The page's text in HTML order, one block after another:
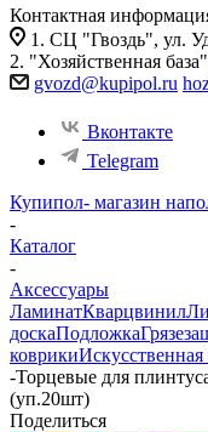
Контактная
1. СЦ "Гвоздь", ул.
2. "Хозяйственная
gvozd@kupipol.ru
Вконтакте
Telegram
Купипол- магазин
-
Каталог
-
Аксессуары
ЛаминатКварцвинил
доскаПодложка
коврикиИскусственная
-Торцевые для
(уп.20шт)
Поделиться